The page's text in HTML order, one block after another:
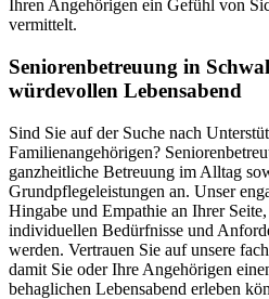
Ihren Angehörigen ein Gefühl von
vermittelt.
Senioren­betreuung in
würdevollen Lebensabend
Sind Sie auf der Suche nach
Familienangehörigen?
ganzheitliche Betreuung im Alltag
Grundpflegeleistungen an. Unser
Hingabe und Empathie an Ihrer
individuellen Bedürfnisse und
werden. Vertrauen Sie auf unsere
damit Sie oder Ihre Angehörigen
behaglichen Lebensabend erleben